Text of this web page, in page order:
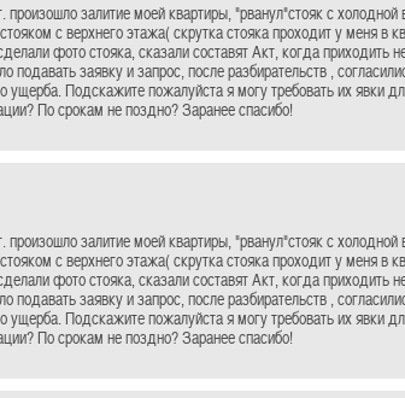
произошло залитие моей квартиры, "рванул"стояк с холодной
с верхнего этажа( скрутка стояка проходит у меня в
фото стояка, сказали составят Акт, когда приходить
подавать заявку и запрос, после разбирательств ,
ущерба. Подскажите пожалуйста я могу требовать их явки
По срокам не поздно? Заранее спасибо!
произошло залитие моей квартиры, "рванул"стояк с холодной
с верхнего этажа( скрутка стояка проходит у меня в
фото стояка, сказали составят Акт, когда приходить
подавать заявку и запрос, после разбирательств ,
ущерба. Подскажите пожалуйста я могу требовать их явки
По срокам не поздно? Заранее спасибо!